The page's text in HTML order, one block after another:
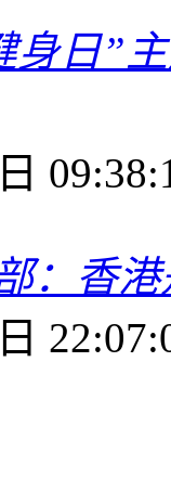
身日”
：香